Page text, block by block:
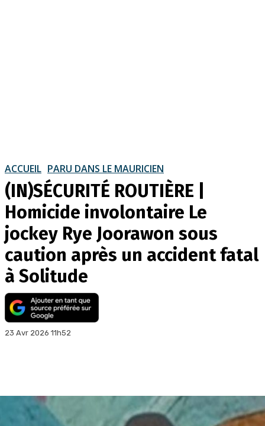
ACCUEIL PARU DANS LE MAURICIEN
(IN)SÉCURITÉ ROUTIÈRE |
Homicide involontaire Le
jockey Rye Joorawon sous
caution après un accident fatal
à Solitude
23 Avr 2026 11h52